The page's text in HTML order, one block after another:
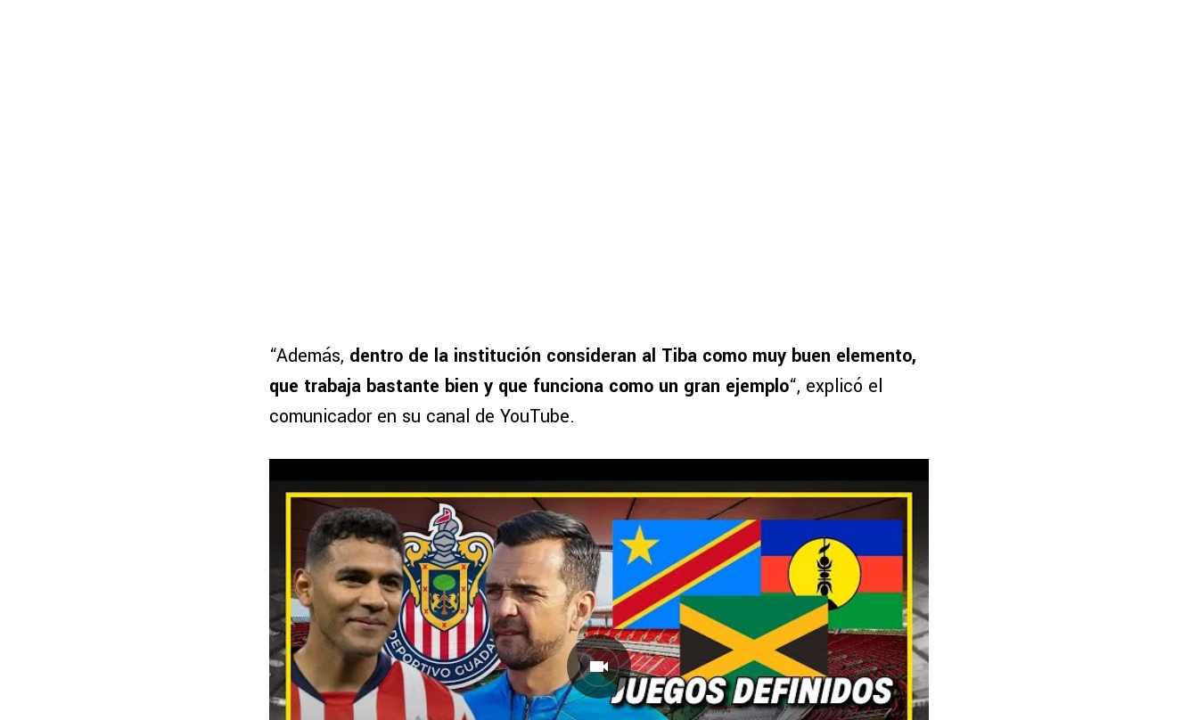
“Además, dentro de la institución consideran al Tiba como muy buen elemento,
que trabaja bastante bien y que funciona como un gran ejemplo“, explicó el
comunicador en su canal de YouTube.